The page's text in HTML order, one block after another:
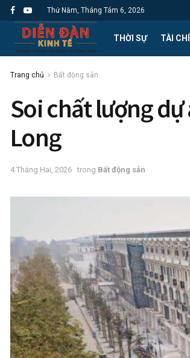
Thứ Năm, Tháng Tám 6, 2026
THỜI SỰ TÀI
Trang chủ Bất động sản
Soi chất lượng
Long
4 Tháng Hai, 2026 trong Bất động sản